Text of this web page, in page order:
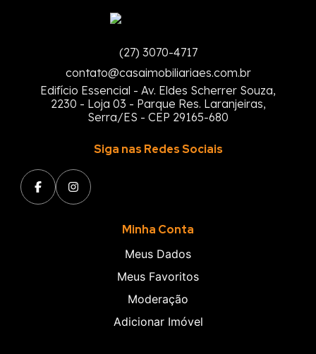
(27) 3070-4717
contato@casaimobiliariaes.com.br
Edifício Essencial - Av. Eldes Scherrer Souza,
2230 - Loja 03 - Parque Res. Laranjeiras,
Serra/ES - CEP 29165-680
Minha Conta
Meus Dados
Meus Favoritos
Moderação
Adicionar Imóvel
Siga nas Redes Sociais